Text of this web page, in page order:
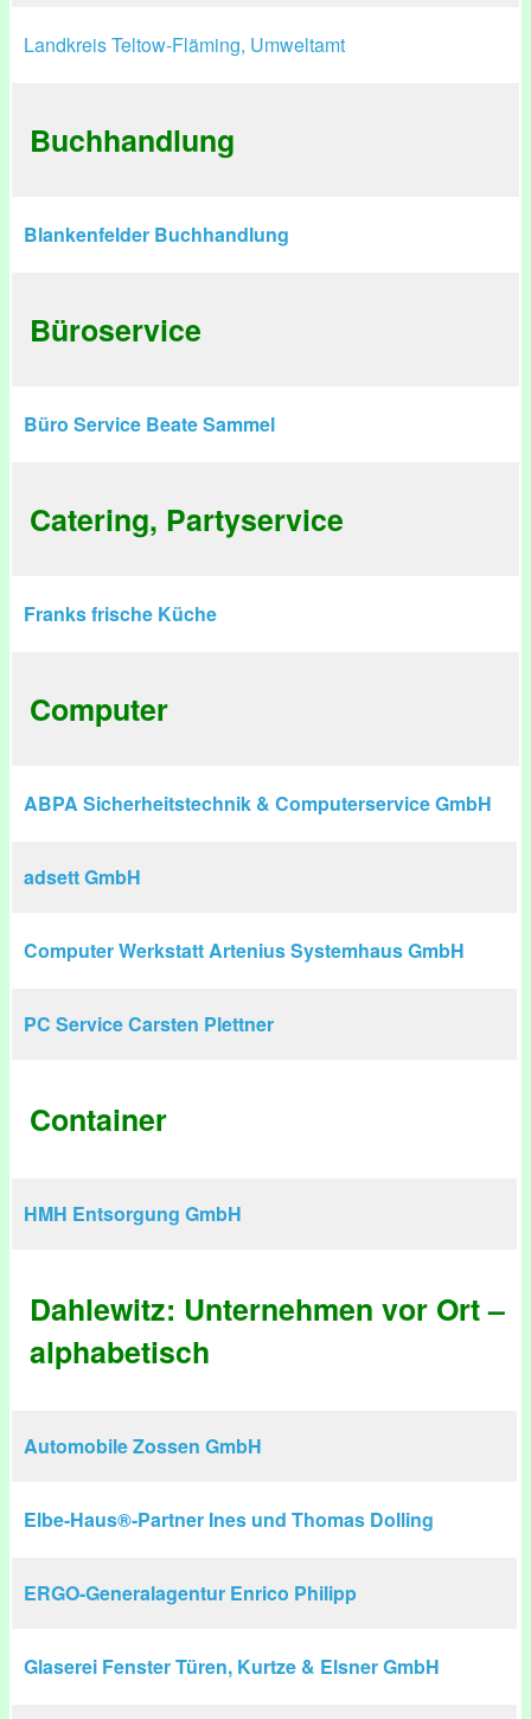
Landkreis Teltow-Fläming, Umweltamt
Buchhandlung
Blankenfelder Buchhandlung
Büroservice
Büro Service Beate Sammel
Catering, Partyservice
Franks frische Küche
Computer
ABPA Sicherheitstechnik & Computerservice GmbH
adsett GmbH
Computer Werkstatt Artenius Systemhaus GmbH
PC Service Carsten Plettner
Container
HMH Entsorgung GmbH
Dahlewitz: Unternehmen vor Ort –
alphabetisch
Automobile Zossen GmbH
Elbe-Haus®-Partner Ines und Thomas Dolling
ERGO-Generalagentur Enrico Philipp
Glaserei Fenster Türen, Kurtze & Elsner GmbH